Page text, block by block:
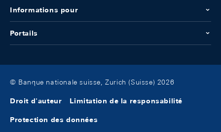
Informations pour
Portails
© Banque nationale suisse, Zurich (Suisse) 2026
Droit d'auteur Limitation de la responsabilité
Protection des données